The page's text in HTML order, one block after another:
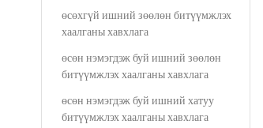
өсөхгүй ишний зөөлөн битүүмжлэх
хаалганы хавхлага
өсөн нэмэгдэж буй ишний зөөлөн
битүүмжлэх хаалганы хавхлага
өсөн нэмэгдэж буй ишний хатуу
битүүмжлэх хаалганы хавхлага